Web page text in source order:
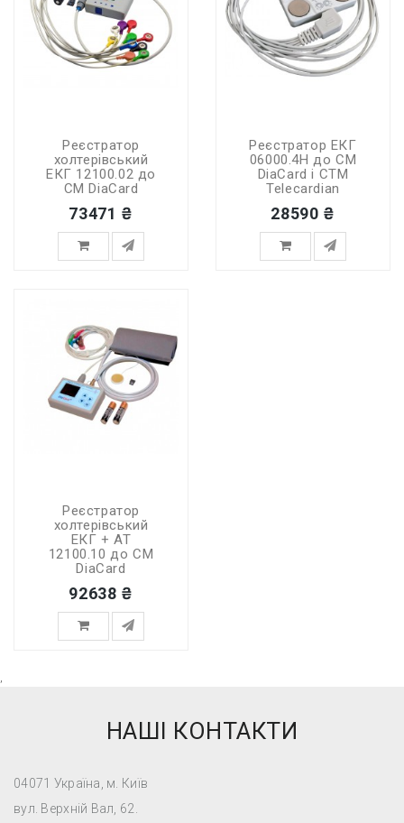
Реєстратор
холтерівський
ЕКГ 12100.02 до
СМ DiaCard
73471 ₴
Реєстратор ЕКГ
06000.4H до СМ
DiaCard і СТМ
Telecardian
28590 ₴
Реєстратор
холтерівський
ЕКГ + АТ
12100.10 до СМ
DiaCard
92638 ₴
,
НАШІ КОНТАКТИ
04071 Україна, м. Київ
вул. Верхній Вал, 62.